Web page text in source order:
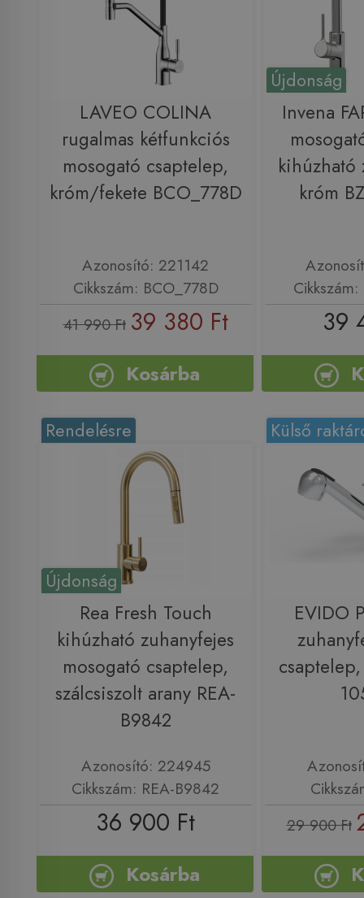
LAVEO COLINA
rugalmas kétfunkciós
mosogató csaptelep,
króm/fekete BCO_778D
Azonosító: 221142
Cikkszám: BCO_778D
41 990 Ft 39 380 Ft
Kosárba
Újdonság
Invena
kihúzható
króm
39
Újdonság
Rendelésre
Rea Fresh Touch
kihúzható zuhanyfejes
mosogató csaptelep,
szálcsiszolt arany REA-
B9842
Azonosító: 224945
Cikkszám: REA-B9842
36 900 Ft
Kosárba
Külső
EVIDO
29 900 Ft